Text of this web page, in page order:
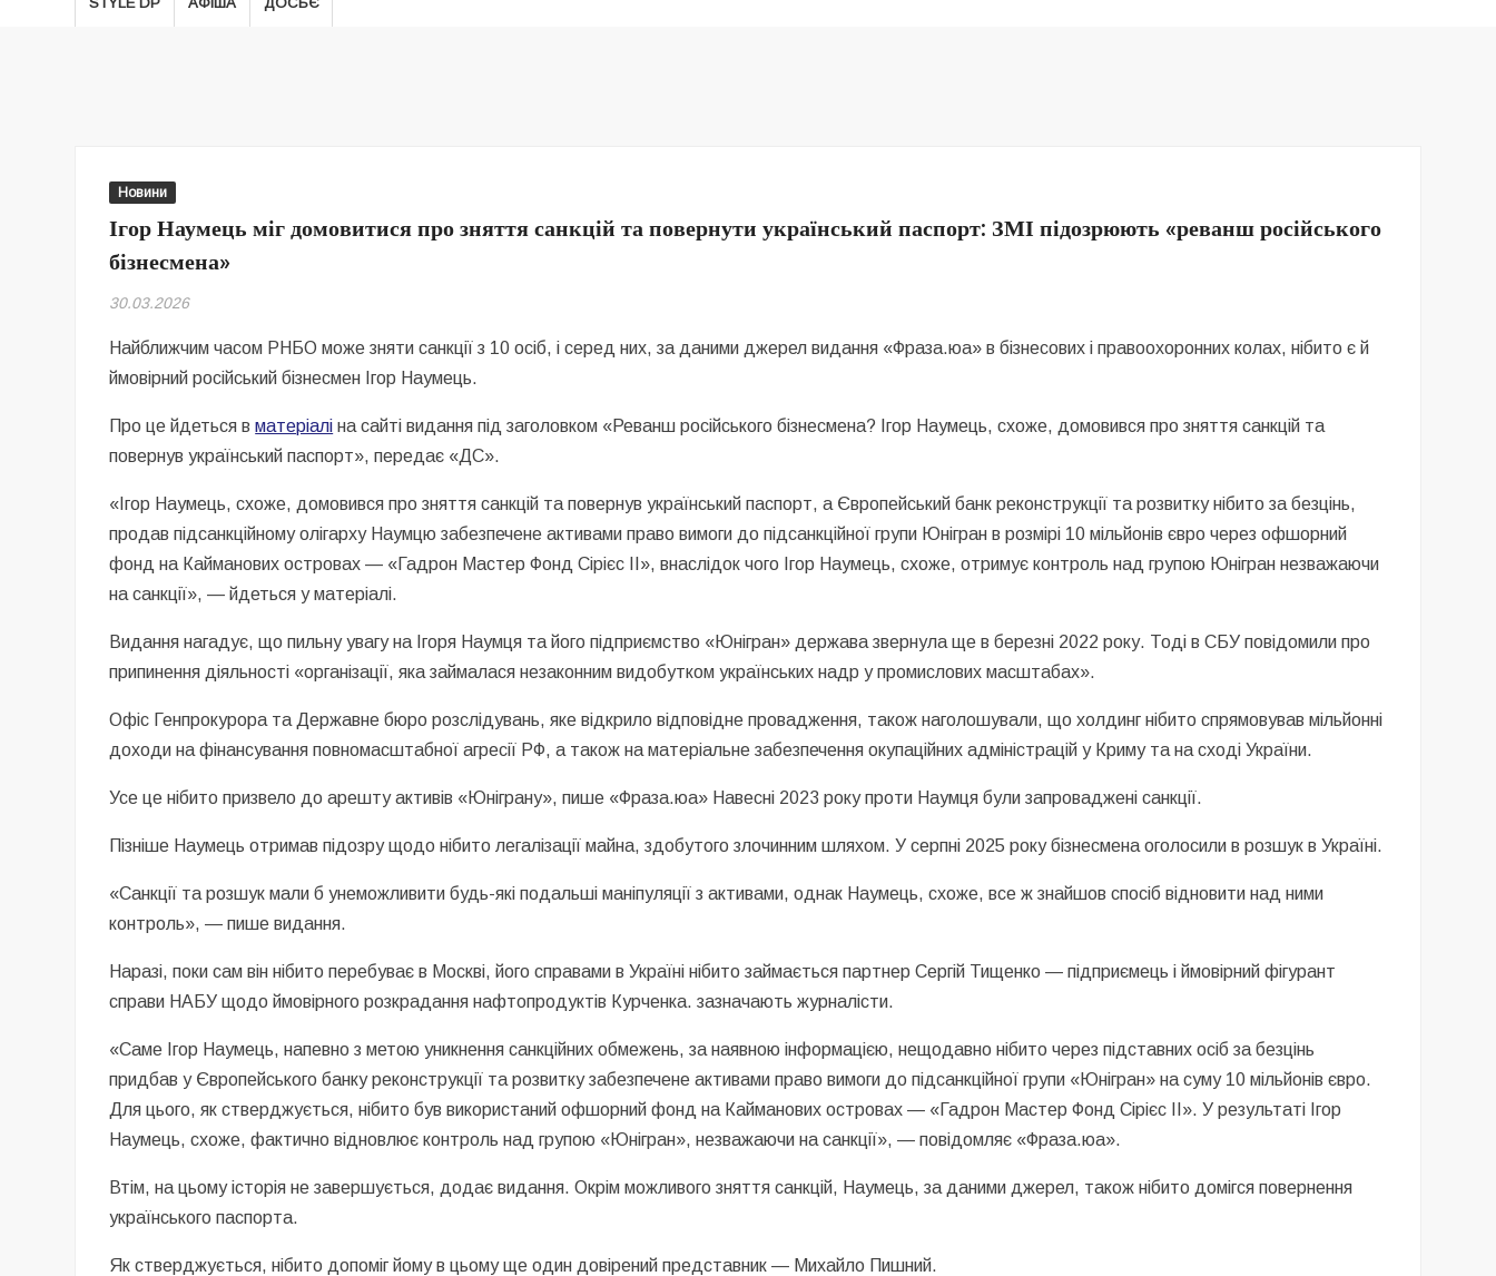
Новини
Ігор Наумець міг домовитися про зняття санкцій та повернути український паспорт: ЗМІ підозрюють «реванш російського
бізнесмена»
30.03.2026
Найближчим часом РНБО може зняти санкції з 10 осіб, і серед них, за даними джерел видання «Фраза.юа» в бізнесових і правоохоронних колах, нібито є й
ймовірний російський бізнесмен Ігор Наумець.
Про це йдеться вматеріалі на сайті видання під заголовком «Реванш російського бізнесмена? Ігор Наумець, схоже, домовився про зняття санкцій та
повернув український паспорт», передає «ДС».
«Ігор Наумець, схоже, домовився про зняття санкцій та повернув український паспорт, а Європейський банк реконструкції та розвитку нібито за безцінь,
продав підсанкційному олігарху Наумцю забезпечене активами право вимоги до підсанкційної групи Юнігран в розмірі 10 мільйонів євро через офшорний
фонд на Кайманових островах — «Гадрон Мастер Фонд Сірієс ІІ», внаслідок чого Ігор Наумець, схоже, отримує контроль над групою Юнігран незважаючи
на санкції», — йдеться у матеріалі.
Видання нагадує, що пильну увагу на Ігоря Наумця та його підприємство «Юнігран» держава звернула ще в березні 2022 року. Тоді в СБУ повідомили про
припинення діяльності «організації, яка займалася незаконним видобутком українських надр у промислових масштабах».
Офіс Генпрокурора та Державне бюро розслідувань, яке відкрило відповідне провадження, також наголошували, що холдинг нібито спрямовував мільйонні
доходи на фінансування повномасштабної агресії РФ, а також на матеріальне забезпечення окупаційних адміністрацій у Криму та на сході України.
Усе це нібито призвело до арешту активів «Юніграну», пише «Фраза.юа» Навесні 2023 року проти Наумця були запроваджені санкції.
Пізніше Наумець отримав підозру щодо нібито легалізації майна, здобутого злочинним шляхом. У серпні 2025 року бізнесмена оголосили в розшук в Україні.
«Санкції та розшук мали б унеможливити будь-які подальші маніпуляції з активами, однак Наумець, схоже, все ж знайшов спосіб відновити над ними
контроль», — пише видання.
Наразі, поки сам він нібито перебуває в Москві, його справами в Україні нібито займається партнер Сергій Тищенко — підприємець і ймовірний фігурант
справи НАБУ щодо ймовірного розкрадання нафтопродуктів Курченка. зазначають журналісти.
«Саме Ігор Наумець, напевно з метою уникнення санкційних обмежень, за наявною інформацією, нещодавно нібито через підставних осіб за безцінь
придбав у Європейського банку реконструкції та розвитку забезпечене активами право вимоги до підсанкційної групи «Юнігран» на суму 10 мільйонів євро.
Для цього, як стверджується, нібито був використаний офшорний фонд на Кайманових островах — «Гадрон Мастер Фонд Сірієс ІІ». У результаті Ігор
Наумець, схоже, фактично відновлює контроль над групою «Юнігран», незважаючи на санкції», — повідомляє «Фраза.юа».
Втім, на цьому історія не завершується, додає видання. Окрім можливого зняття санкцій, Наумець, за даними джерел, також нібито домігся повернення
українського паспорта.
Як стверджується, нібито допоміг йому в цьому ще один довірений представник — Михайло Пишний.